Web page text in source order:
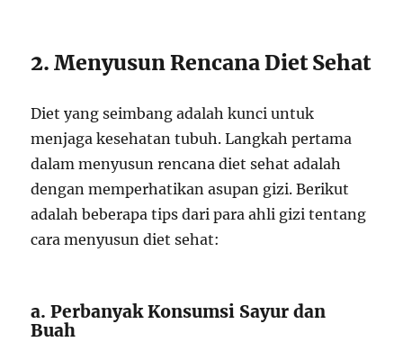
2. Menyusun Rencana Diet Sehat
Diet yang seimbang adalah kunci untuk
menjaga kesehatan tubuh. Langkah pertama
dalam menyusun rencana diet sehat adalah
dengan memperhatikan asupan gizi. Berikut
adalah beberapa tips dari para ahli gizi tentang
cara menyusun diet sehat:
a. Perbanyak Konsumsi Sayur dan
Buah